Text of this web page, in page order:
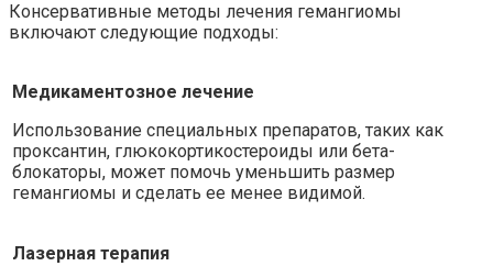
Консервативные методы лечения гемангиомы
включают следующие подходы:
Медикаментозное лечение
Использование специальных препаратов, таких как
проксантин, глюкокортикостероиды или бета-
блокаторы, может помочь уменьшить размер
гемангиомы и сделать ее менее видимой.
Лазерная терапия